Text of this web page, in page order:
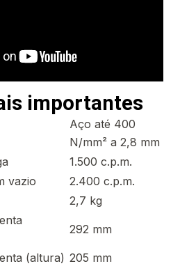
importantes
Aço até 400
N/mm² a 2,8 mm
1.500 c.p.m.
vazio
2.400 c.p.m.
2,7 kg
292 mm
(altura) 205 mm